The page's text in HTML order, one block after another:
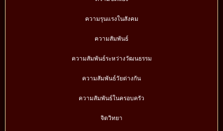
ความรุนแรงในสังคม
ความสัมพันธ์
ความสัมพันธ์ระหว่างวัฒนธรรม
ความสัมพันธ์วัยต่างกัน
ความสัมพันธ์ในครอบครัว
จิตวิทยา